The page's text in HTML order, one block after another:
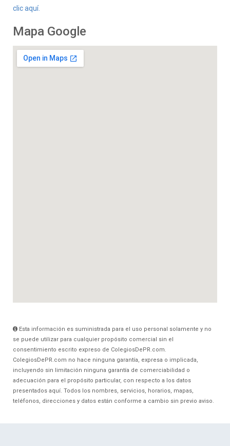
clic aquí.
Mapa Google
Esta información es suministrada para el uso personal solamente y no
se puede utilizar para cualquier propósito comercial sin el
consentimiento escrito expreso de ColegiosDePR.com.
ColegiosDePR.com no hace ninguna garantía, expresa o implicada,
incluyendo sin limitación ninguna garantía de comerciabilidad o
adecuación para el propósito particular, con respecto a los datos
presentados aquí. Todos los nombres, servicios, horarios, mapas,
teléfonos, direcciones y datos están conforme a cambio sin previo aviso.